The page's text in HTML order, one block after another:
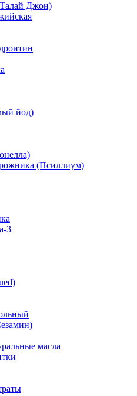
Джон)
йод)
(Псиллиум)
3
масла